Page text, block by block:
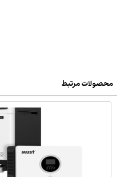
محصولات مرتبط